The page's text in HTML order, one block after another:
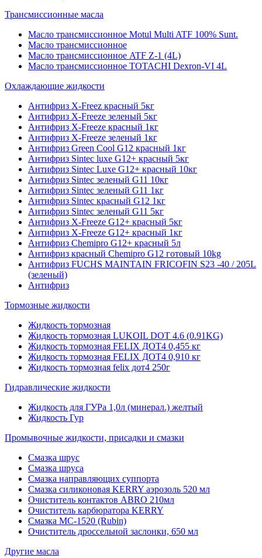
Трансмиссионные масла
Масло трансмиссионное Motul Multi ATF 100% Sunt.
Масло трансмиссионное
Масло трансмиссионное ATF Z-1 (4L)
Масло трансмиссионное TOTACHI Dexron-VI 4L
Охлаждающие жидкости
Антифриз X-Freez красный 5кг
Антифриз X-Freeze зеленый 5кг
Антифриз X-Freeze красный 1кг
Антифриз X-Freeze зеленый 1кг
Антифриз Green Cool G12 красный 1кг
Антифриз Sintec luxe G12+ красный 5кг
Антифриз Sintec Luxe G12+ красный 10кг
Антифриз Sintec зеленый G11 10кг
Антифриз Sintec зеленый G11 1кг
Антифриз Sintec красный G12 1кг
Антифриз Sintec зеленый G11 5кг
Антифриз X-Freeze G12+ красный 5кг
Антифриз X-Freeze G12+ красный 1кг
Антифриз Chemipro G12+ красный 5л
Антифриз красный Chemipro G12 готовый 10kg
Антифриз FUCHS MAINTAIN FRICOFIN S23 -40 / 205L
(зеленый)
Антифриз
Тормозные жидкости
Жидкость тормозная
Жидкость тормозная LUKOIL DOT 4.6 (0.91KG)
Жидкость тормозная FELIX ДОТ4 0,455 кг
Жидкость тормозная FELIX ДОТ4 0,910 кг
Жидкость тормозная felix дот4 250г
Гидравлические жидкости
Жидкость для ГУРа 1,0л (минерал.) желтый
Жидкость Гур
Промывочные жидкости, присадки и смазки
Смазка шрус
Смазка шруса
Смазка направляющих суппорта
Смазка силиконовая KERRY аэрозоль 520 мл
Очиститель контактов ABRO 210мл
Очиститель карбюратора KERRY
Смазка МС-1520 (Rubin)
Очиститель дроссельной заслонки, 650 мл
Другие масла